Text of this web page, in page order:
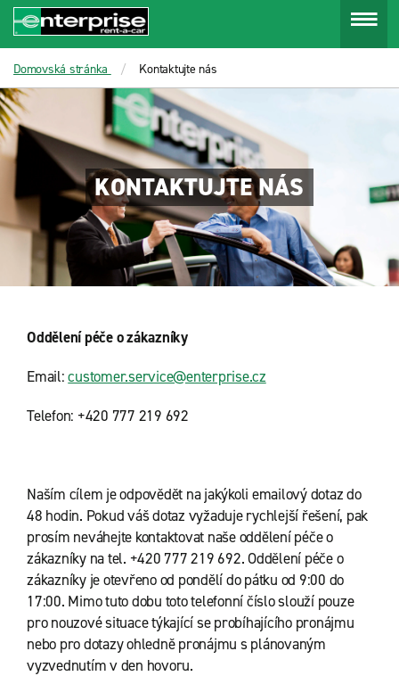
Domovská stránka Kontaktujte nás
KONTAKTUJTE NÁS
Oddělení péče o zákazníky
Email:customer.service@enterprise.cz
Telefon: +420 777 219 692
Naším cílem je odpovědět na jakýkoli emailový dotaz do
48 hodin. Pokud váš dotaz vyžaduje rychlejší řešení, pak
prosím neváhejte kontaktovat naše oddělení péče o
zákazníky na tel. +420 777 219 692. Oddělení péče o
zákazníky je otevřeno od pondělí do pátku od 9:00 do
17:00. Mimo tuto dobu toto telefonní číslo slouží pouze
pro nouzové situace týkající se probíhajícího pronájmu
nebo pro dotazy ohledně pronájmu s plánovaným
vyzvednutím v den hovoru.